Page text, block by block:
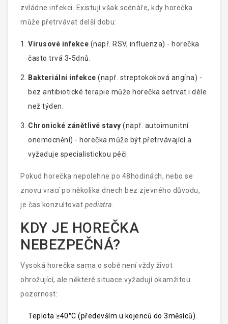
zvládne infekci. Existují však scénáře, kdy horečka
může přetrvávat delší dobu:
Virusové infekce (např. RSV, influenza) - horečka
často trvá 3-5dnů.
Bakteriální infekce (např. streptokoková angína) -
bez antibiotické terapie může horečka setrvat i déle
než týden.
Chronické zánětlivé stavy (např. autoimunitní
onemocnění) - horečka může být přetrvávající a
vyžaduje specialistickou péči.
Pokud horečka nepolehne po 48hodinách, nebo se
znovu vrací po několika dnech bez zjevného důvodu,
je čas konzultovat pediatra.
KDY JE HOREČKA
NEBEZPEČNÁ?
Vysoká horečka sama o sobě není vždy život
ohrožující, ale některé situace vyžadují okamžitou
pozornost:
Teplota ≥40°C (především u kojenců do 3měsíců).